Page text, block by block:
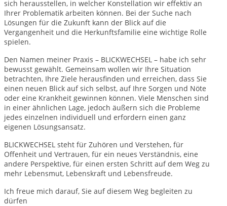
sich herausstellen, in welcher Konstellation wir effektiv an
Ihrer Problematik arbeiten können. Bei der Suche nach
Lösungen für die Zukunft kann der Blick auf die
Vergangenheit und die Herkunftsfamilie eine wichtige Rolle
spielen.
Den Namen meiner Praxis – BLICKWECHSEL – habe ich sehr
bewusst gewählt. Gemeinsam wollen wir Ihre Situation
betrachten, Ihre Ziele herausfinden und erreichen, dass Sie
einen neuen Blick auf sich selbst, auf Ihre Sorgen und Nöte
oder eine Krankheit gewinnen können. Viele Menschen sind
in einer ähnlichen Lage, jedoch äußern sich die Probleme
jedes einzelnen individuell und erfordern einen ganz
eigenen Lösungsansatz.
BLICKWECHSEL steht für Zuhören und Verstehen, für
Offenheit und Vertrauen, für ein neues Verständnis, eine
andere Perspektive, für einen ersten Schritt auf dem Weg zu
mehr Lebensmut, Lebenskraft und Lebensfreude.
Ich freue mich darauf, Sie auf diesem Weg begleiten zu
dürfen